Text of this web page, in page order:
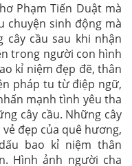
Phạm Tiến Duật mà
chuyện sinh động mà
cây cầu sau khi nhận
trong người con hình
kỉ niệm đẹp đẽ, thân
pháp tu từ điệp ngữ,
mạnh tình yêu tha
cây cầu. Những cây
đẹp của quê hương,
bao kỉ niệm thân
Hình ảnh người cha